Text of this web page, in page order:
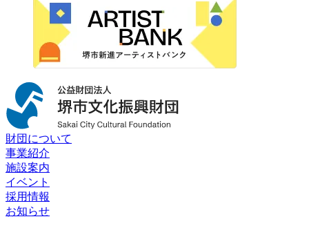
財団について
事業紹介
施設案内
イベント
採用情報
お知らせ